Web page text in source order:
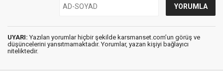
UYARI: Yazılan yorumlar hiçbir şekilde karsmanset.com’un görüş ve
düşüncelerini yansıtmamaktadır. Yorumlar, yazan kişiyi bağlayıcı
niteliktedir.